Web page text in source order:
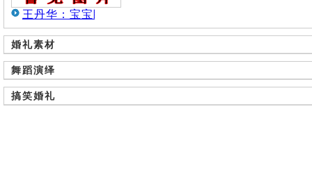
王丹华：宝宝睡
婚礼素材
舞蹈演绎
搞笑婚礼